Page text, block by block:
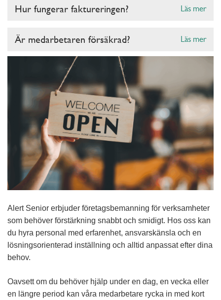
Alert Senior erbjuder företagsbemanning för verksamheter
som behöver förstärkning snabbt och smidigt. Hos oss kan
du hyra personal med erfarenhet, ansvarskänsla och en
lösningsorienterad inställning och alltid anpassat efter dina
behov.
Oavsett om du behöver hjälp under en dag, en vecka eller
en längre period kan våra medarbetare rycka in med kort
Hur fungerar faktureringen? Läs mer
Är medarbetaren försäkrad? Läs mer